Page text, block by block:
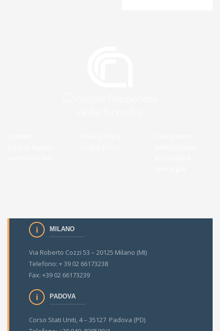
MILANO
Via Roberto Cozzi 53 – 20125 Milano (MI)
Telefono: + 39 02 66173238
Fax: +39 02 66173239
PADOVA
Corso Stati Uniti, 4 – 35127 Padova (PD)